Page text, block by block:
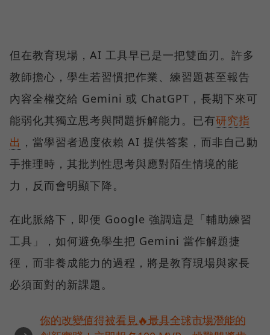
但在教育現場，AI 工具早已是一把雙面刃。許多
教師擔心，學生若習慣把作業、練習題甚至報告
內容全權交給 Gemini 或 ChatGPT，長期下來可
能弱化其獨立思考與問題拆解能力。已有研究指
出 ，當學習者過度依賴 AI 提供答案，而非自己動
手推理時，其批判性思考與應對陌生情境的能
力，反而會明顯下降。
在此脈絡下，即便 Google 強調這是「輔助練習
工具」，如何避免學生把 Gemini 當作解題捷
徑，而非養成能力的過程，將是教育現場與家長
必須面對的新課題。
你的改變值得被看見🔥最具全球市場潛能的